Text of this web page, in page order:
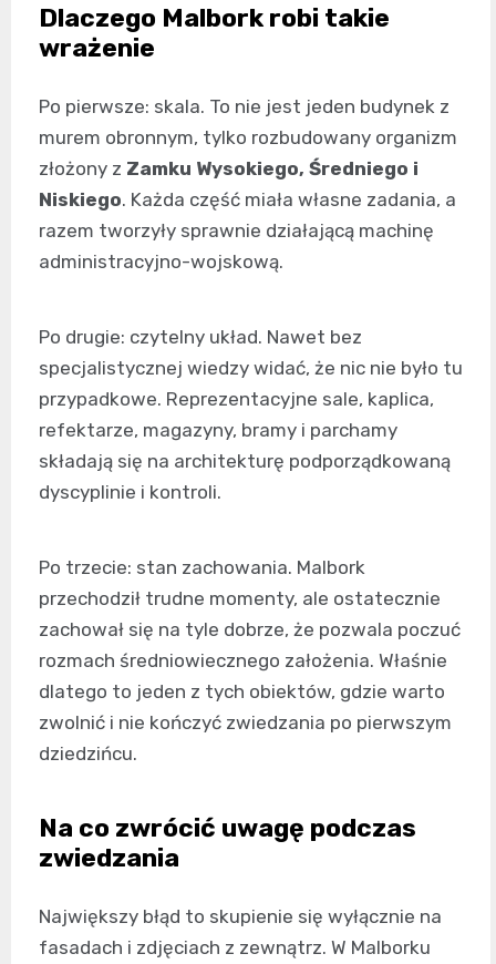
Dlaczego Malbork robi takie
wrażenie
Po pierwsze: skala. To nie jest jeden budynek z
murem obronnym, tylko rozbudowany organizm
złożony z Zamku Wysokiego, Średniego i
Niskiego. Każda część miała własne zadania, a
razem tworzyły sprawnie działającą machinę
administracyjno-wojskową.
Po drugie: czytelny układ. Nawet bez
specjalistycznej wiedzy widać, że nic nie było tu
przypadkowe. Reprezentacyjne sale, kaplica,
refektarze, magazyny, bramy i parchamy
składają się na architekturę podporządkowaną
dyscyplinie i kontroli.
Po trzecie: stan zachowania. Malbork
przechodził trudne momenty, ale ostatecznie
zachował się na tyle dobrze, że pozwala poczuć
rozmach średniowiecznego założenia. Właśnie
dlatego to jeden z tych obiektów, gdzie warto
zwolnić i nie kończyć zwiedzania po pierwszym
dziedzińcu.
Na co zwrócić uwagę podczas
zwiedzania
Największy błąd to skupienie się wyłącznie na
fasadach i zdjęciach z zewnątrz. W Malborku